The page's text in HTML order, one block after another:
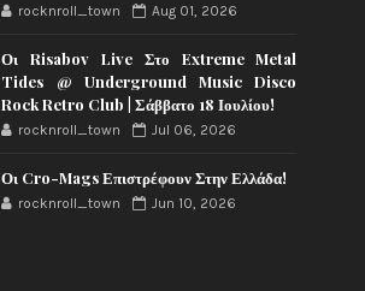
rocknroll_town Aug 01, 2026
Οι Risabov Live Στο Extreme Metal
Tides @ Underground Music Disco
Rock Retro Club | Σάββατο 18 Ιουλίου!
rocknroll_town Jul 06, 2026
Οι Cro-Mags Επιστρέφουν Στην Ελλάδα!
rocknroll_town Jun 10, 2026